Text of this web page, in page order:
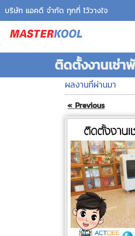
บริษัท แอคดี จำกัด ทุกที่ ไว้วางใจ
ติดตั้งงานเช่า
ผลงานที่ผ่านมา
« Previous